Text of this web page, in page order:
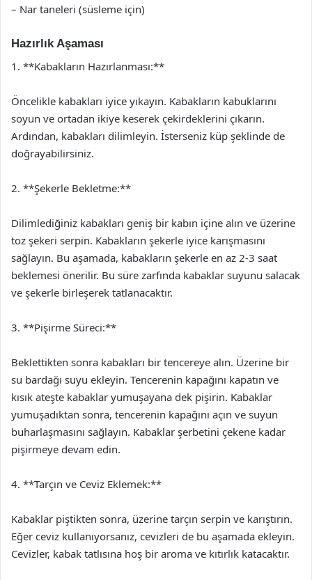
– Nar taneleri (süsleme için)
Hazırlık Aşaması
1. **Kabakların Hazırlanması:**
Öncelikle kabakları iyice yıkayın. Kabakların kabuklarını
soyun ve ortadan ikiye keserek çekirdeklerini çıkarın.
Ardından, kabakları dilimleyin. İsterseniz küp şeklinde de
doğrayabilirsiniz.
2. **Şekerle Bekletme:**
Dilimlediğiniz kabakları geniş bir kabın içine alın ve üzerine
toz şekeri serpin. Kabakların şekerle iyice karışmasını
sağlayın. Bu aşamada, kabakların şekerle en az 2-3 saat
beklemesi önerilir. Bu süre zarfında kabaklar suyunu salacak
ve şekerle birleşerek tatlanacaktır.
3. **Pişirme Süreci:**
Beklettikten sonra kabakları bir tencereye alın. Üzerine bir
su bardağı suyu ekleyin. Tencerenin kapağını kapatın ve
kısık ateşte kabaklar yumuşayana dek pişirin. Kabaklar
yumuşadıktan sonra, tencerenin kapağını açın ve suyun
buharlaşmasını sağlayın. Kabaklar şerbetini çekene kadar
pişirmeye devam edin.
4. **Tarçın ve Ceviz Eklemek:**
Kabaklar piştikten sonra, üzerine tarçın serpin ve karıştırın.
Eğer ceviz kullanıyorsanız, cevizleri de bu aşamada ekleyin.
Cevizler, kabak tatlısına hoş bir aroma ve kıtırlık katacaktır.